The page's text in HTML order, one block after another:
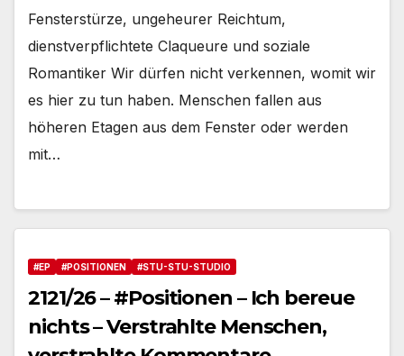
Fensterstürze, ungeheurer Reichtum,
dienstverpflichtete Claqueure und soziale
Romantiker Wir dürfen nicht verkennen, womit wir
es hier zu tun haben. Menschen fallen aus
höheren Etagen aus dem Fenster oder werden
mit…
#EP #POSITIONEN #STU-STU-STUDIO
2121/26 – #Positionen – Ich bereue
nichts – Verstrahlte Menschen,